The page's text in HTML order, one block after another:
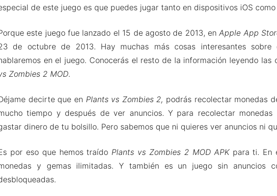
de este juego es que puedes jugar tanto en dispositivos iOS
este juego fue lanzado el 15 de agosto de 2013, enApple App
de octubre de 2013. Hay muchas más cosas interesantes
en el juego. Conocerás el resto de la información leyendo las
Zombies 2 MOD.
decirte que en Plants vs Zombies 2, podrás recolectar monedas
tiempo y después de ver anuncios. Y para recolectar
dinero de tu bolsillo. Pero sabemos que ni quieres ver anuncios ni
por eso que hemos traído Plants vs Zombies 2 MOD APKpara ti. En
y gemas ilimitadas. Y también es un juego sin anuncios